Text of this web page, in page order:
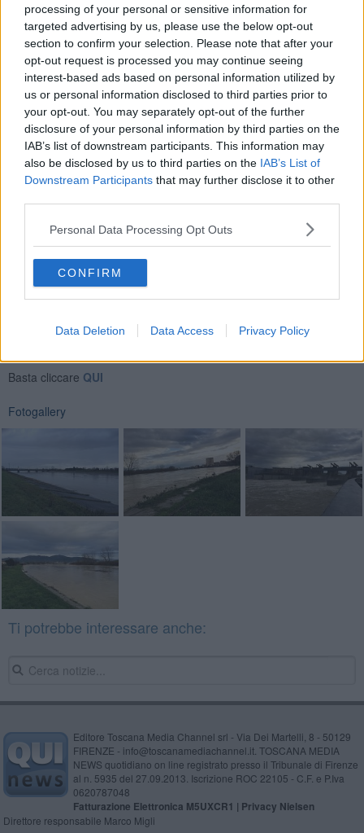
processing of your personal or sensitive information for
targeted advertising by us, please use the below opt-out
section to confirm your selection. Please note that after your
opt-out request is processed you may continue seeing
interest-based ads based on personal information utilized by
us or personal information disclosed to third parties prior to
your opt-out. You may separately opt-out of the further
disclosure of your personal information by third parties on the
IAB’s list of downstream participants. This information may
also be disclosed by us to third parties on the IAB’s List of
Downstream Participants that may further disclose it to other
Personal Data Processing Opt Outs
CONFIRM
Data Deletion Data Access Privacy Policy
PROVINCIA DI PISA —L'Arno resta sotto osservazione, anche se
l'allerta è declassata da elevata a moderata. Lo comunica il
centro dicoordinamento soccorsi della prefettura di Pisa. La
piena comincia lentamente a defluire. ABoccadarno e a
Fucecchio il livello dell'acqua è in diminuzionequindi si tratta di
far passare l'ultima cosa della piena e il livello comincerà a
scendere.L'allerta meteo della Regione è stata prorogata fino
alle 18 di mercoledì, ma è moderata. “Se il vento si manterrà
debole – spiegano dalla prefettura di Pisa - e lo scolmatore a
Pontedera continuerà a ricevere bene e i livelli cominceranno a
scendere tra qualche ora”.
Newsletter QUInews - ToscanaMedia.Arriva gratis tutti i giorni
Basta cliccare QUI
Fotogallery
Ti potrebbe interessare anche:
Editore Toscana Media Channel srl - Via Dei Martelli, 8 - 50129
FIRENZE - info@toscanamediachannel.it. TOSCANA MEDIA
NEWS quotidiano on line registrato presso il Tribunale di Firenze
al n. 5935 del 27.09.2013. Iscrizione ROC 22105 - C.F. e P.Iva
0620787048
Fatturazione Elettronica M5UXCR1 | Privacy Nielsen
Direttore responsabile Marco Migli